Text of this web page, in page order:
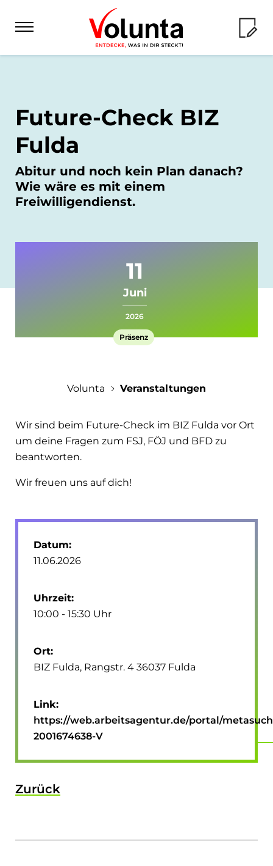
Angebot
Checkliste
Erfahrungsberichte
Empfiehl dein FSJ
FÖJ
Angebot
Checkliste
Freiwilligen-Wiki
Auslandsdienste
Angebot
Angebot
Erfahrungsberichte
Einsatzstellen
Gastfamilien
Future-Check BIZ
Fulda
Abitur und noch kein Plan danach?
Wie wäre es mit einem
Freiwilligendienst.
11
Juni
2026
Präsenz
Volunta Veranstaltungen
Wir sind beim Future-Check im BIZ Fulda vor Ort
um deine Fragen zum FSJ, FÖJ und BFD zu
beantworten.
Wir freuen uns auf dich!
Datum:
11.06.2026
Uhrzeit:
10:00 - 15:30 Uhr
Ort:
BIZ Fulda, Rangstr. 4 36037 Fulda
Link:
https://web.arbeitsagentur.de/portal/
2001674638-V
Zurück